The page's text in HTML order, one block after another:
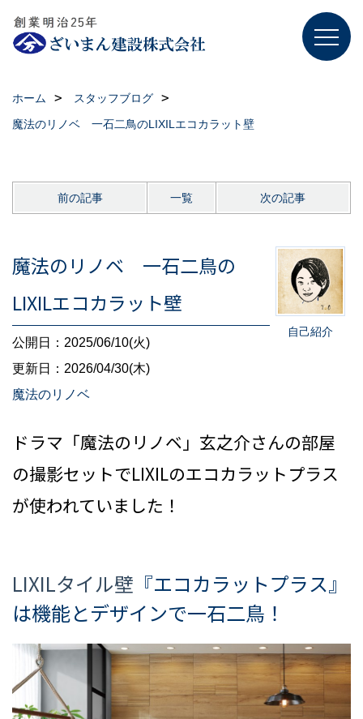
ホーム
スタッフブログ
魔法のリノベ 一石二鳥のLIXILエコカラット壁
前の記事 一覧 次の記事
自己紹介
魔法のリノベ 一石二鳥の
LIXILエコカラット壁
公開日：2025/06/10(火)
更新日：2026/04/30(木)
魔法のリノベ
ドラマ「魔法のリノベ」玄之介さんの部屋
の撮影セットでLIXILのエコカラットプラス
が使われていました！
LIXILタイル壁 『エコカラットプラス』
は機能とデザインで一石二鳥！